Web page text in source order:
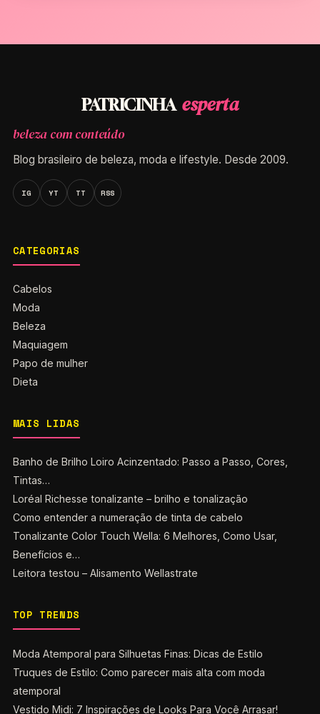
PATRICINHA esperta
beleza com conteúdo
Blog brasileiro de beleza, moda e lifestyle. Desde 2009.
IG YT TT RSS
CATEGORIAS
Cabelos
Moda
Beleza
Maquiagem
Papo de mulher
Dieta
MAIS LIDAS
Banho de Brilho Loiro Acinzentado: Passo a Passo, Cores,
Tintas…
Loréal Richesse tonalizante – brilho e tonalização
Como entender a numeração de tinta de cabelo
Tonalizante Color Touch Wella: 6 Melhores, Como Usar,
Benefícios e…
Leitora testou – Alisamento Wellastrate
TOP TRENDS
Moda Atemporal para Silhuetas Finas: Dicas de Estilo
Truques de Estilo: Como parecer mais alta com moda
atemporal
Vestido Midi: 7 Inspirações de Looks Para Você Arrasar!